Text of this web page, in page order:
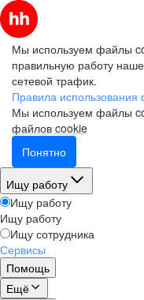
Мы используем файлы
правильную работу
сетевой трафик.
Правила
Мы используем файлы
файлов cookie
Понятно
Ищу работу
Ищу работу
Ищу работу
Ищу сотрудника
Сервисы
Помощь
Ещё